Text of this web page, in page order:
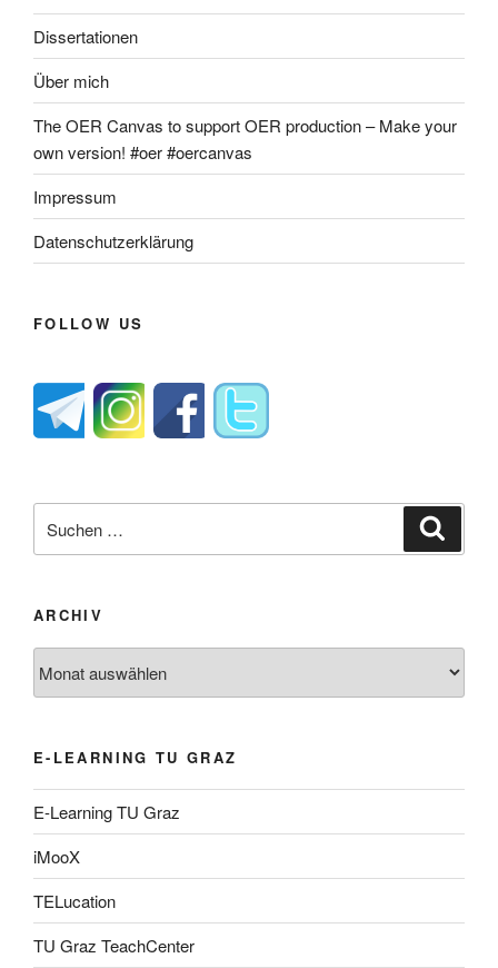
Dissertationen
Über mich
The OER Canvas to support OER production – Make your
own version! #oer #oercanvas
Impressum
Datenschutzerklärung
FOLLOW US
nach:
ARCHIV
E-LEARNING TU GRAZ
E-Learning TU Graz
iMooX
TELucation
TU Graz TeachCenter